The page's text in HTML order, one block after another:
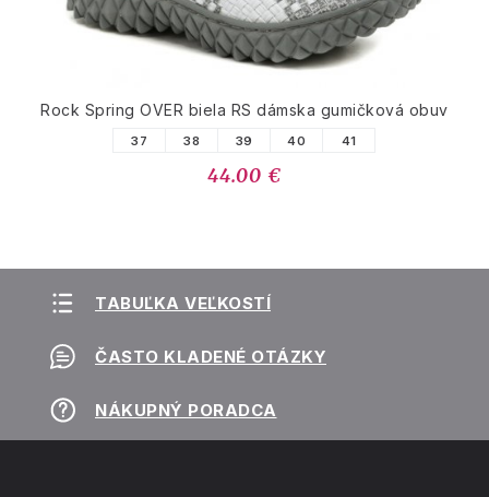
Rock Spring OVER biela RS dámska gumičková obuv
37 38 39 40 41
44.00 €
TABUĽKA VEĽKOSTÍ
ČASTO KLADENÉ OTÁZKY
NÁKUPNÝ PORADCA